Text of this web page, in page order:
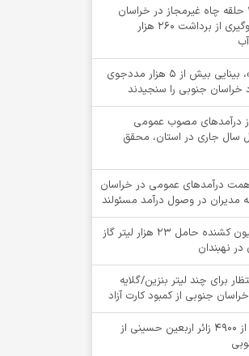
انسداد ۳۴ حلقه چاه غیرمجاز در خراسان
جنوبی؛ جلوگیری از برداشت ۲۶۰ هزار
«کیمیاگران»، بینایی بیش از ۵ هزار مددجوی
خراسان جنوبی را سنجیدند
از درآمدهای مصوب عمومی
سال جاری در استان، محقق
تحقق ۱.۴ همت درآمدهای عمومی در خراسان
مدیران در وصول درآمد مسئولند
توقيف کامیون کشنده حامل 23 هزار لیتر گاز
در نهبندان
برای چند لیتر بنزین/گلایه
جنوبی از کمبود کارت آزاد
اعزام بیش از 4900 زائر اربعین حسینی از